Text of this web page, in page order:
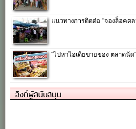
แนวทางการติดต่อ ”จองล็อคต
“ไปหาไอเดียขายของ ตลาดนั
ลิงก์ผู้สนับสนุน